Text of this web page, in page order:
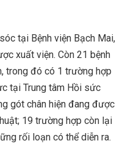
tại Bệnh viện Bạch Mai,
xuất viện. Còn 21 bệnh
trong đó có 1 trường hợp
tại Trung tâm Hồi sức
gót chân hiện đang được
19 trường hợp còn lại
rối loạn có thể diễn ra.